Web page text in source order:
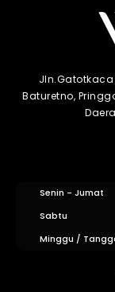
Baturetno,
Senin - Jumat
Sabtu
Minggu /